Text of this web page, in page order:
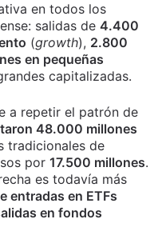
en todos los
salidas de 4.400
(growth), 2.800
en pequeñas
capitalizadas.
a repetir el patrón de
48.000 millones
tradicionales de
por 17.500 millones.
es todavía más
entradas en ETFs
en fondos